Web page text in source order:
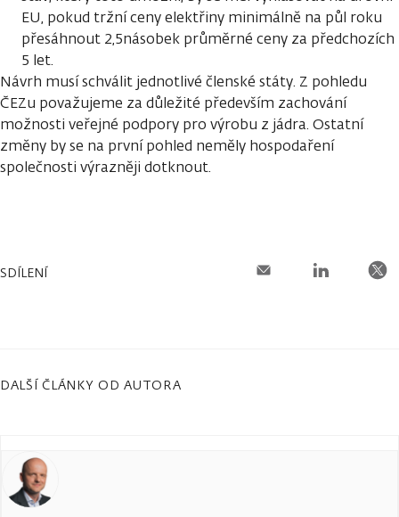
EU, pokud tržní ceny elektřiny minimálně na půl roku
přesáhnout 2,5násobek průměrné ceny za předchozích
5 let.
Návrh musí schválit jednotlivé členské státy. Z pohledu
ČEZu považujeme za důležité především zachování
možnosti veřejné podpory pro výrobu z jádra. Ostatní
změny by se na první pohled neměly hospodaření
společnosti výrazněji dotknout.
SDÍLENÍ
DALŠÍ ČLÁNKY OD AUTORA